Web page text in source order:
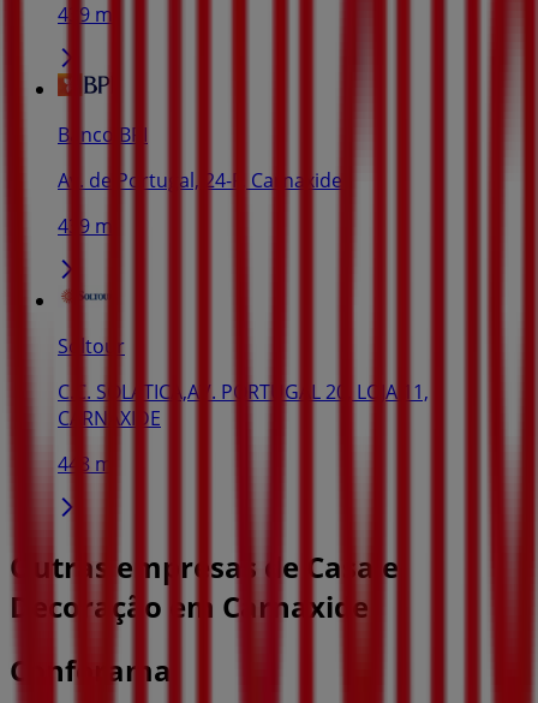
439 m
Banco BPI
Av. de Portugal, 24-F, Carnaxide
439 m
Soltour
C.C. SOLATICA,AV. PORTUGAL 20, LOJA 11,
CARNAXIDE
448 m
Outras empresas de Casa e
Decoração em Carnaxide
Conforama